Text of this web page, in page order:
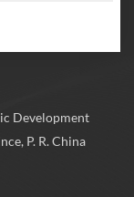
Development
P. R. China